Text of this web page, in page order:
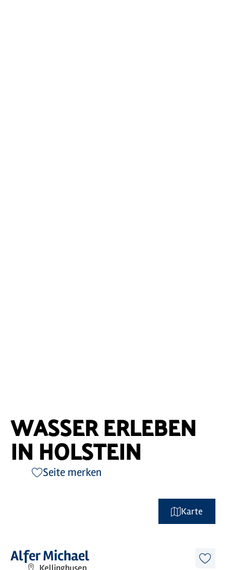
WASSER ERLEBEN
IN HOLSTEIN
Seite merken
Karte
Alfer Michael
Mehr
erfahren